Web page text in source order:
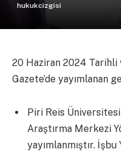
hukukcizgisi
20 Haziran 2024 Tarihli
Gazete’de yayımlanan
Piri Reis
Araştırma Merkezi
yayımlanmıştır.